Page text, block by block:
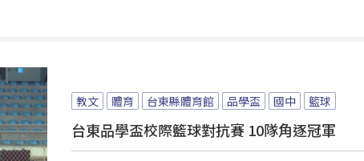
教文 體育 台東縣體育館 品學盃 國中 籃球
台東品學盃校際籃球對抗賽 10隊角逐冠軍